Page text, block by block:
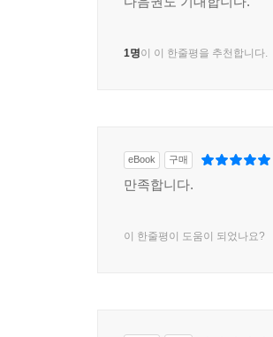
1명이 이 한줄평을 추천합니다.
eBook 구매
만족합니다.
이 한줄평이 도움이 되었나요?